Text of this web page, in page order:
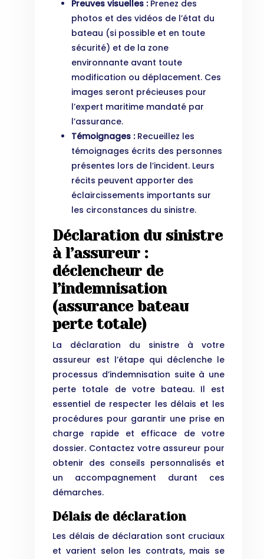
Preuves visuelles : Prenez des
photos et des vidéos de l’état du
bateau (si possible et en toute
sécurité) et de la zone
environnante avant toute
modification ou déplacement. Ces
images seront précieuses pour
l’expert maritime mandaté par
l’assurance.
Témoignages : Recueillez les
témoignages écrits des personnes
présentes lors de l’incident. Leurs
récits peuvent apporter des
éclaircissements importants sur
les circonstances du sinistre.
Déclaration du sinistre
à l’assureur :
déclencheur de
l’indemnisation
(assurance bateau
perte totale)
La déclaration du sinistre à votre
assureur est l’étape qui déclenche le
processus d’indemnisation suite à une
perte totale de votre bateau. Il est
essentiel de respecter les délais et les
procédures pour garantir une prise en
charge rapide et efficace de votre
dossier. Contactez votre assureur pour
obtenir des conseils personnalisés et
un accompagnement durant ces
démarches.
Délais de déclaration
Les délais de déclaration sont cruciaux
et varient selon les contrats, mais se